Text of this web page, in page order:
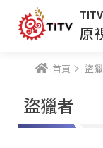
TITV
原
首頁 盜
盜獵者